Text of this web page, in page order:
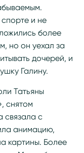
и не
более
но он уехал за
дочерей, и
Галину.
Татьяны
снятом
связала с
анимацию,
картины. Более